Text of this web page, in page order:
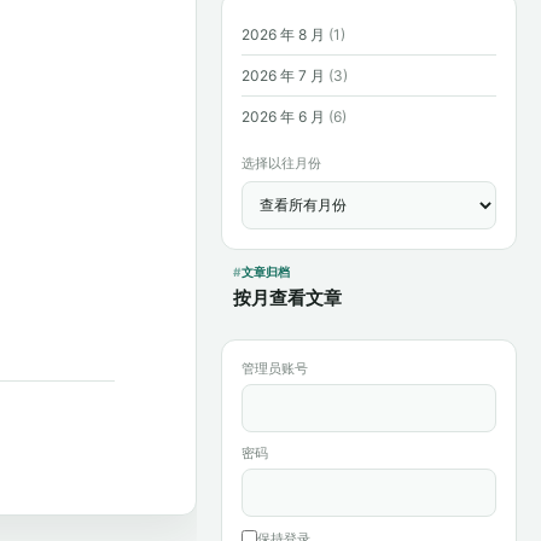
2026 年 8 月 (1)
2026 年 7 月 (3)
2026 年 6 月 (6)
选择以往月份
文章归档
按月查看文章
管理员账号
密码